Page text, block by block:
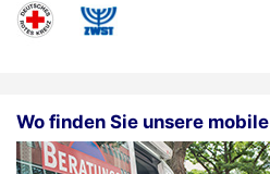
Wo finden Sie unsere